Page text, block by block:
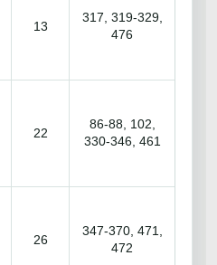
13
317, 319-329,
476
22
86-88, 102,
330-346, 461
26
347-370, 471,
472